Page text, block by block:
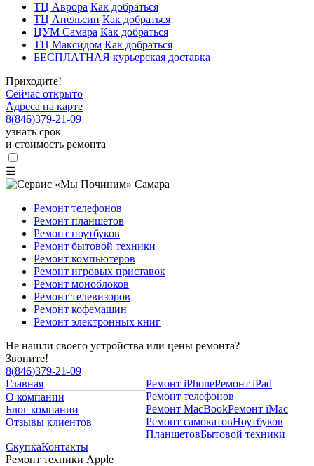
ТЦ Аврора Как добраться
ТЦ Апельсин Как добраться
ЦУМ Самара Как добраться
ТЦ Максидом Как добраться
БЕСПЛАТНАЯ курьерская доставка
Приходите!
Сейчас открыто
Адреса на карте
8(846)379-21-09
узнать срок
и стоимость ремонта
☰
Ремонт телефонов
Ремонт планшетов
Ремонт ноутбуков
Ремонт бытовой техники
Ремонт компьютеров
Ремонт игровых приставок
Ремонт моноблоков
Ремонт телевизоров
Ремонт кофемашин
Ремонт электронных книг
Не нашли своего устройства или цены ремонта?
Звоните!
8(846)379-21-09
Главная
О компании
Блог компании
Отзывы клиентов
Ремонт iPhoneРемонт iPad
Ремонт телефонов
Ремонт MacBookРемонт iMac
Ремонт самокатовНоутбуков
ПланшетовБытовой техники
СкупкаКонтакты
Ремонт техники Apple